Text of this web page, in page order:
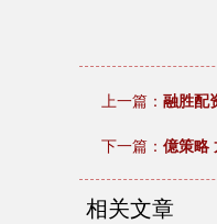
上一篇： 融胜配
下一篇： 億策略
相关文章